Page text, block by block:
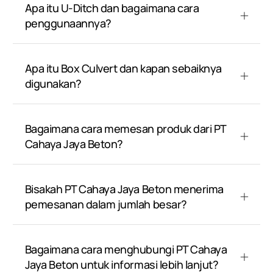
Apa itu U-Ditch dan bagaimana cara
penggunaannya?
Apa itu Box Culvert dan kapan sebaiknya
digunakan?
Bagaimana cara memesan produk dari PT
Cahaya Jaya Beton?
Bisakah PT Cahaya Jaya Beton menerima
pemesanan dalam jumlah besar?
Bagaimana cara menghubungi PT Cahaya
Jaya Beton untuk informasi lebih lanjut?